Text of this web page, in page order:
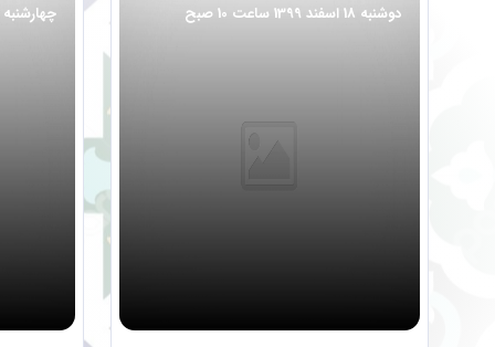
دوشنبه 18 اسفند 1399 ساعت 10 صبح چهارشنبه 8 اسفند 1403 ساعت 10